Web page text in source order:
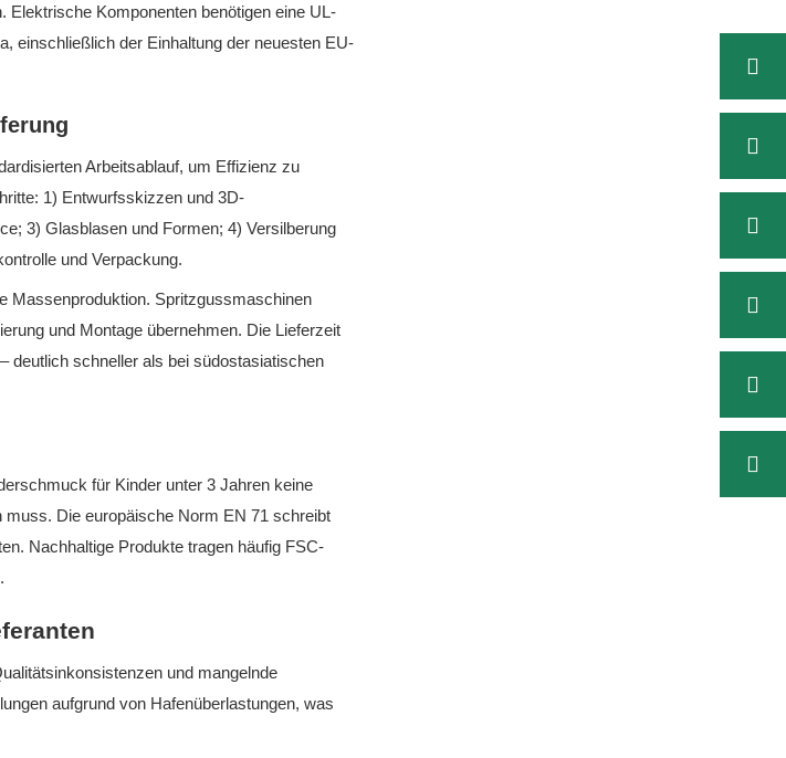
Elektrische Komponenten benötigen eine UL-
einschließlich der Einhaltung der neuesten EU-
Arbeitsablauf, um Effizienz zu
1) Entwurfsskizzen und 3D-
3) Glasblasen und Formen; 4) Versilberung
und Verpackung.
Massenproduktion. Spritzgussmaschinen
und Montage übernehmen. Die Lieferzeit
deutlich schneller als bei südostasiatischen
für Kinder unter 3 Jahren keine
muss. Die europäische Norm EN 71 schreibt
Nachhaltige Produkte tragen häufig FSC-
und mangelnde
aufgrund von Hafenüberlastungen, was